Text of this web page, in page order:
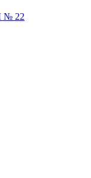
№ 22